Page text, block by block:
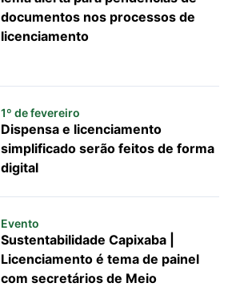
documentos nos processos de
licenciamento
1º de fevereiro
Dispensa e licenciamento
simplificado serão feitos de forma
digital
Evento
Sustentabilidade Capixaba |
Licenciamento é tema de painel
com secretários de Meio